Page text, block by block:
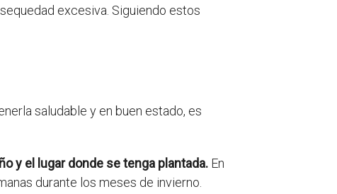
excesiva. Siguiendo estos
saludable y en buen estado, es
y el lugar donde se tenga plantada. En
durante los meses de invierno.